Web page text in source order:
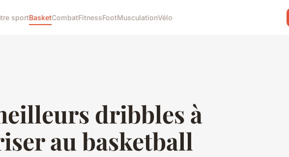
sportBasketCombatFitnessFootMusculationVélo
dribbles à
au basketball